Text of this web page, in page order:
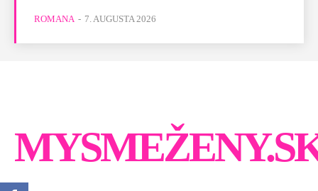
ROMANA - 7. AUGUSTA 2026